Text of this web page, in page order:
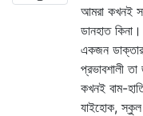
আমরা কখনই
ডানহাত
একজন
প্রভাবশালী
কখনই বাম-
যাইহোক, স্কুল